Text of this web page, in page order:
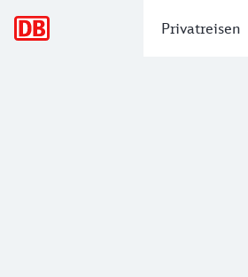
Privatreisen